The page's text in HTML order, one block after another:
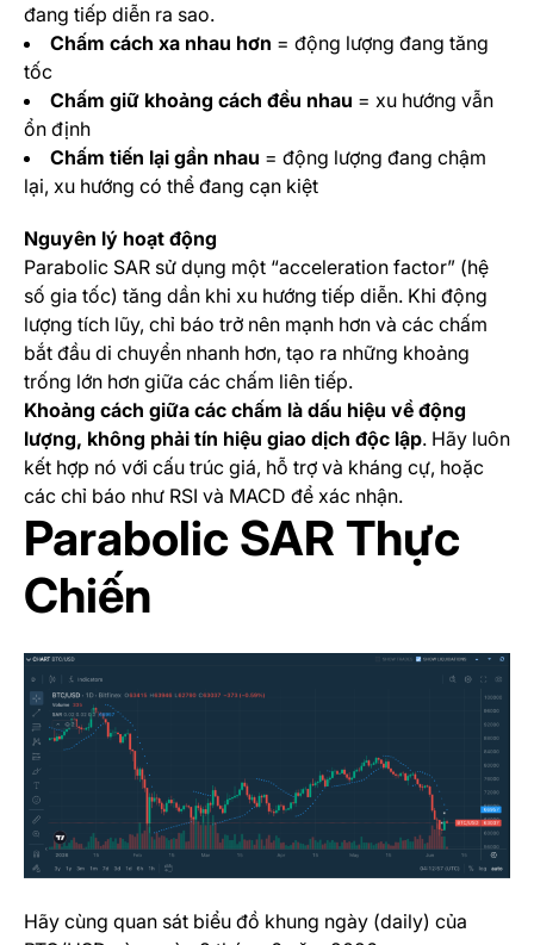
đang tiếp diễn ra sao.
Chấm cách xa nhau hơn = động lượng đang tăng
tốc
Chấm giữ khoảng cách đều nhau = xu hướng vẫn
ổn định
Chấm tiến lại gần nhau = động lượng đang chậm
lại, xu hướng có thể đang cạn kiệt
Nguyên lý hoạt động
Parabolic SAR sử dụng một “acceleration factor” (hệ
số gia tốc) tăng dần khi xu hướng tiếp diễn. Khi động
lượng tích lũy, chỉ báo trở nên mạnh hơn và các chấm
bắt đầu di chuyển nhanh hơn, tạo ra những khoảng
trống lớn hơn giữa các chấm liên tiếp.
Khoảng cách giữa các chấm là dấu hiệu về động
lượng, không phải tín hiệu giao dịch độc lập. Hãy luôn
kết hợp nó với cấu trúc giá, hỗ trợ và kháng cự, hoặc
các chỉ báo như RSI và MACD để xác nhận.
Parabolic SAR Thực
Chiến
Hãy cùng quan sát biểu đồ khung ngày (daily) của